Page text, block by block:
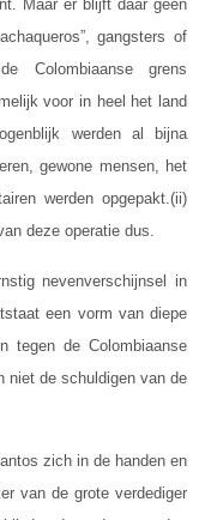
Maar er blijft daar geen
gangsters of
Colombiaanse grens
voor in heel het land
werden al bijna
gewone mensen, het
werden opgepakt.(ii)
deze operatie dus.
nevenverschijnsel in
een vorm van diepe
tegen de Colombiaanse
niet de schuldigen van de
zich in de handen en
van de grote verdediger